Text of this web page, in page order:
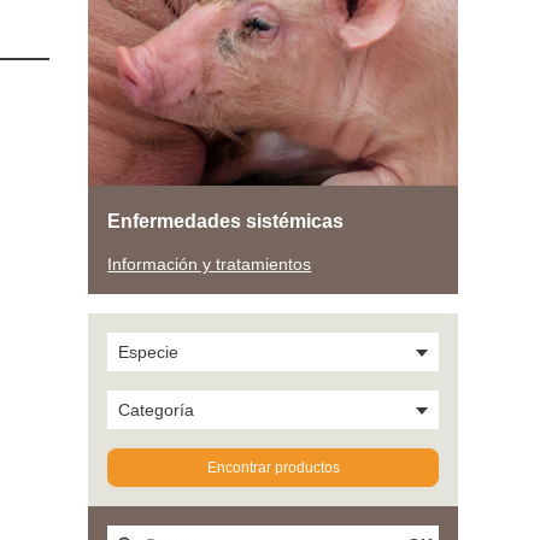
Enfermedades sistémicas
Información y tratamientos
Especie
Categoría
Encontrar productos